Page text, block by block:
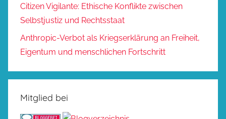
Citizen Vigilante: Ethische Konflikte zwischen
Selbstjustiz und Rechtsstaat
Anthropic-Verbot als Kriegserklärung an Freiheit,
Eigentum und menschlichen Fortschritt
Mitglied bei